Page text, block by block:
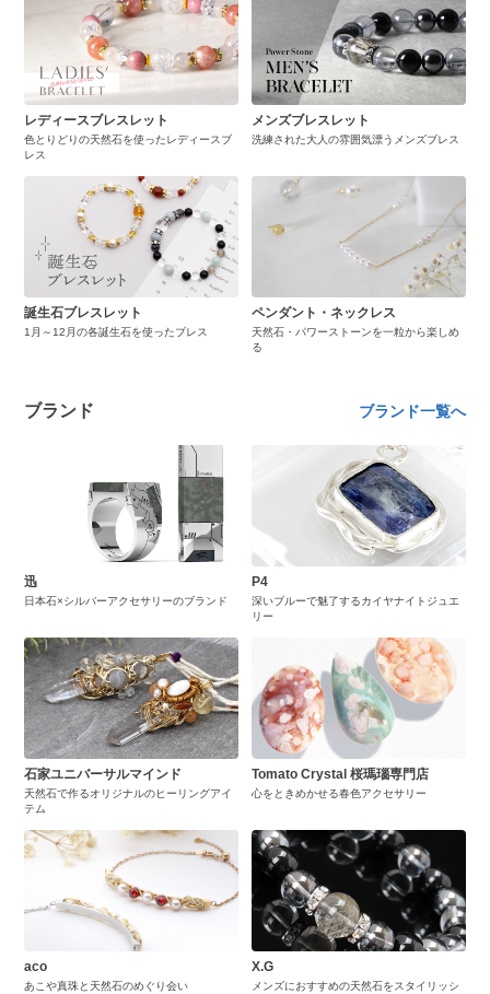
レディースブレスレット
色とりどりの天然石を使ったレディースブ
レス
メンズブレスレット
洗練された大人の雰囲気漂うメンズブレス
誕生石ブレスレット
1月～12月の各誕生石を使ったブレス
ペンダント・ネックレス
天然石・パワーストーンを一粒から楽しめ
る
ブランド ブランド一覧へ
迅
日本石×シルバーアクセサリーのブランド
P4
深いブルーで魅了するカイヤナイトジュエ
リー
石家ユニバーサルマインド
天然石で作るオリジナルのヒーリングアイ
テム
Tomato Crystal 桜瑪瑙専門店
心をときめかせる春色アクセサリー
aco
あこや真珠と天然石のめぐり会い
X.G
メンズにおすすめの天然石をスタイリッシ